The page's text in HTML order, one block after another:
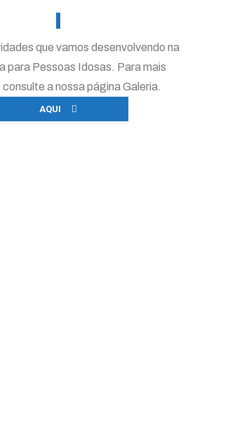
que vamos desenvolvendo na
para Pessoas Idosas. Para mais
a nossa página Galeria.
AQUI